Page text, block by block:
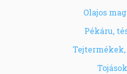
Olajos
Pékáru,
Tejtermékek,
Tojások